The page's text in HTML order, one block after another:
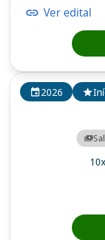
2026
Ver edital